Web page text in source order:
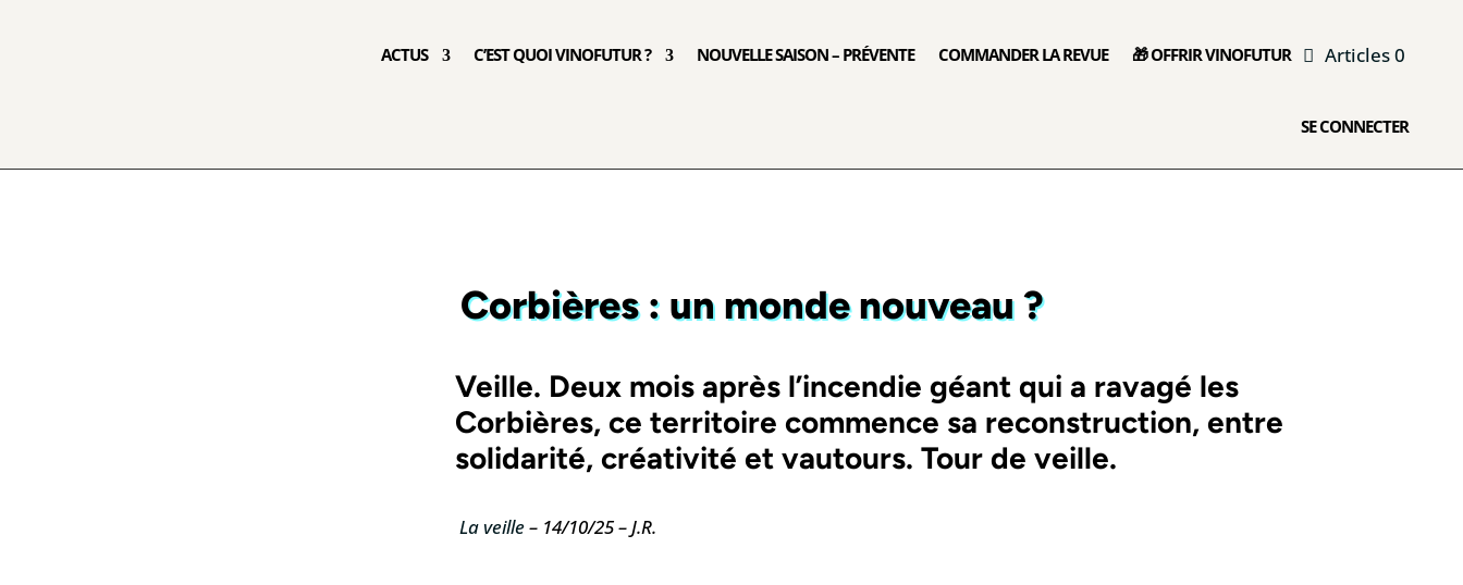
ACTUS C’EST QUOI VINOFUTUR ? NOUVELLE SAISON – PRÉVENTE COMMANDER LA REVUE 🎁 OFFRIR VINOFUTUR Articles 0
SE CONNECTER
Corbières : un monde nouveau ?
Veille. Deux mois après l’incendie géant qui a ravagé les
Corbières, ce territoire commence sa reconstruction, entre
solidarité, créativité et vautours. Tour de veille.
La veille– 14/10/25 – J.R.